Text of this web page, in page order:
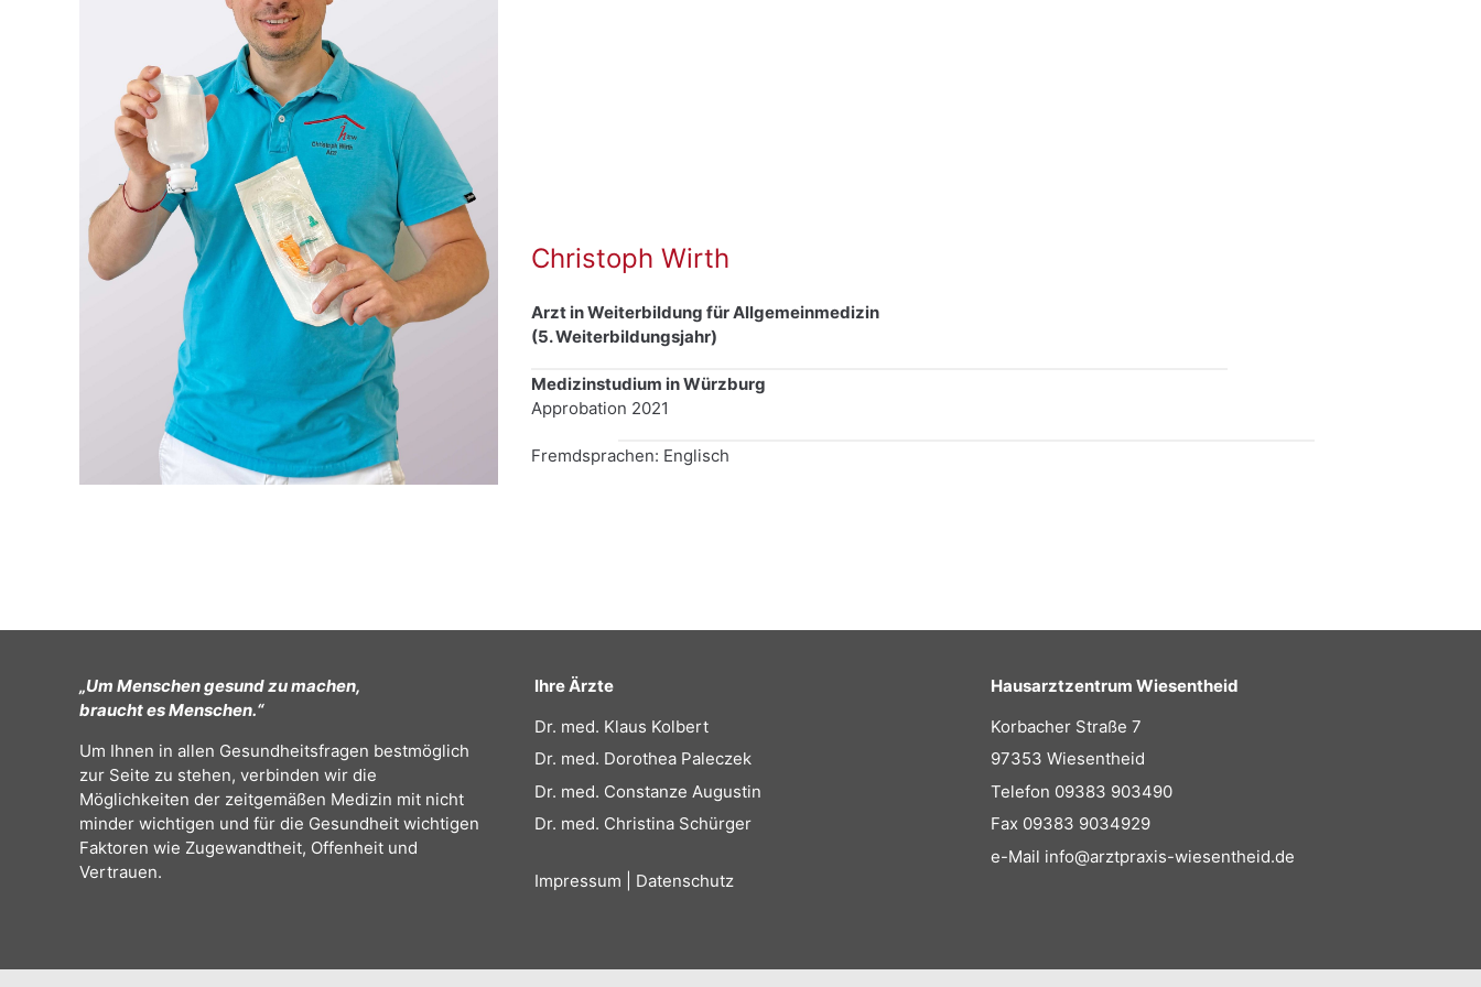
Christoph Wirth
Arzt in Weiterbildung für Allgemeinmedizin
(5. Weiterbildungsjahr)
Medizinstudium in Würzburg
Approbation 2021
Fremdsprachen: Englisch
„Um Menschen gesund zu machen,
braucht es Menschen.“
Um Ihnen in allen Gesundheitsfragen bestmöglich
zur Seite zu stehen, verbinden wir die
Möglichkeiten der zeitgemäßen Medizin mit nicht
minder wichtigen und für die Gesundheit wichtigen
Faktoren wie Zugewandtheit, Offenheit und
Vertrauen.
Ihre Ärzte
Dr. med. Klaus Kolbert
Dr. med. Dorothea Paleczek
Dr. med. Constanze Augustin
Dr. med. Christina Schürger
Impressum Datenschutz
Hausarztzentrum Wiesentheid
Korbacher Straße 7
97353 Wiesentheid
Telefon 09383 903490
Fax 09383 9034929
e-Mail info@arztpraxis-wiesentheid.de